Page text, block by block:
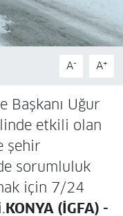
A- A+
Başkanı Uğur
etkili olan
şehir
sorumluluk
için 7/24
KONYA (İGFA) -